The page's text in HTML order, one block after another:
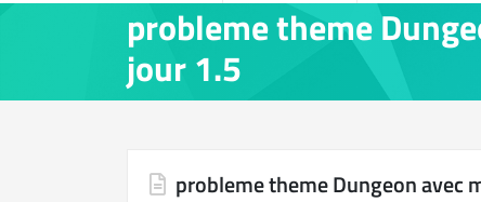
probleme theme
jour 1.5
probleme theme Dungeon avec